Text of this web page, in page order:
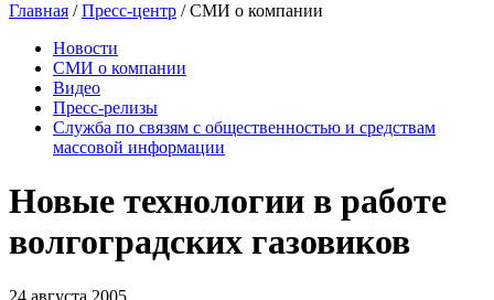
Главная /Пресс-центр / СМИ о компании
Новости
СМИ о компании
Видео
Пресс-релизы
Служба по связям с общественностью и средствам
массовой информации
Новые технологии в работе
волгоградских газовиков
24 августа 2005